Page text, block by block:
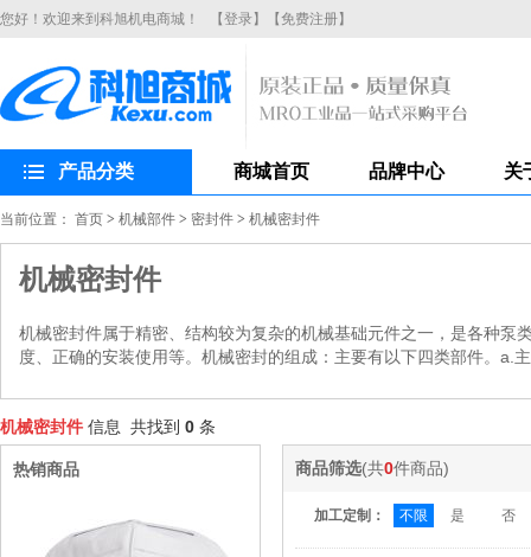
您好！欢迎来到科旭机电商城！ 【登录】 【免费注册】
产品分类 商城首页 品牌中心 关
当前位置： 首页 > 机械部件 > 密封件 > 机械密封件
机械密封件
机械密封件属于精密、结构较为复杂的机械基础元件之一，是各种
度、正确的安装使用等。机械密封的组成：主要有以下四类部件。a.
机械密封件 信息 共找到 0 条
商品筛选(共0件商品)
加工定制： 不限 是 否
热销商品